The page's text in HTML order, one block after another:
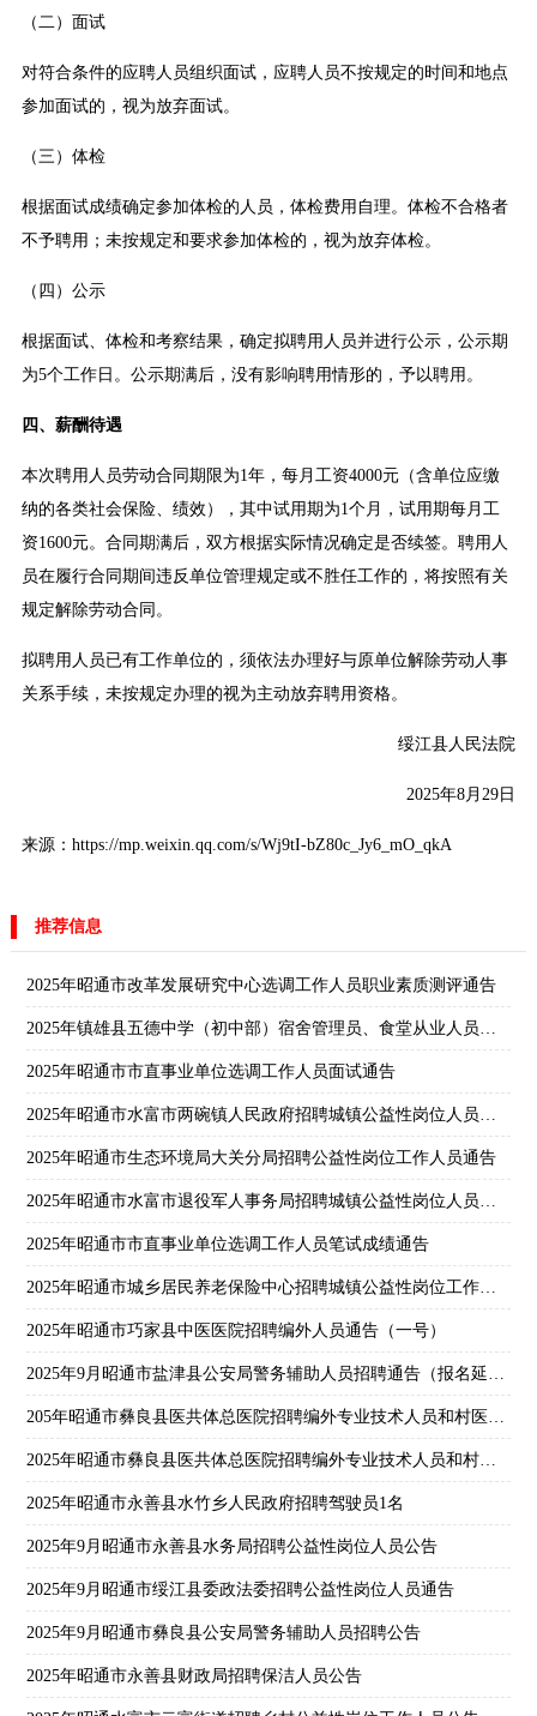
（二）面试
对符合条件的应聘人员组织面试，应聘人员不按规定的时间和地点
参加面试的，视为放弃面试。
（三）体检
根据面试成绩确定参加体检的人员，体检费用自理。体检不合格者
不予聘用；未按规定和要求参加体检的，视为放弃体检。
（四）公示
根据面试、体检和考察结果，确定拟聘用人员并进行公示，公示期
为5个工作日。公示期满后，没有影响聘用情形的，予以聘用。
四、薪酬待遇
本次聘用人员劳动合同期限为1年，每月工资4000元（含单位应缴
纳的各类社会保险、绩效），其中试用期为1个月，试用期每月工
资1600元。合同期满后，双方根据实际情况确定是否续签。聘用人
员在履行合同期间违反单位管理规定或不胜任工作的，将按照有关
规定解除劳动合同。
拟聘用人员已有工作单位的，须依法办理好与原单位解除劳动人事
关系手续，未按规定办理的视为主动放弃聘用资格。
绥江县人民法院
2025年8月29日
来源：https://mp.weixin.qq.com/s/Wj9tI-bZ80c_Jy6_mO_qkA
推荐信息
2025年昭通市改革发展研究中心选调工作人员职业素质测评通告
2025年镇雄县五德中学（初中部）宿舍管理员、食堂从业人员招聘公告
2025年昭通市市直事业单位选调工作人员面试通告
2025年昭通市水富市两碗镇人民政府招聘城镇公益性岗位人员通告
2025年昭通市生态环境局大关分局招聘公益性岗位工作人员通告
2025年昭通市水富市退役军人事务局招聘城镇公益性岗位人员通告
2025年昭通市市直事业单位选调工作人员笔试成绩通告
2025年昭通市城乡居民养老保险中心招聘城镇公益性岗位工作人员通告
2025年昭通市巧家县中医医院招聘编外人员通告（一号）
2025年9月昭通市盐津县公安局警务辅助人员招聘通告（报名延长）
205年昭通市彝良县医共体总医院招聘编外专业技术人员和村医公告
2025年昭通市彝良县医共体总医院招聘编外专业技术人员和村医公告
2025年昭通市永善县水竹乡人民政府招聘驾驶员1名
2025年9月昭通市永善县水务局招聘公益性岗位人员公告
2025年9月昭通市绥江县委政法委招聘公益性岗位人员通告
2025年9月昭通市彝良县公安局警务辅助人员招聘公告
2025年昭通市永善县财政局招聘保洁人员公告